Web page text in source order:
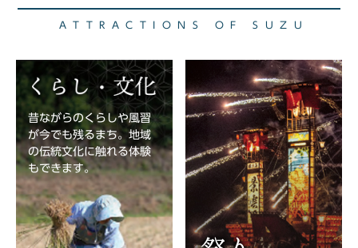
ATTRACTIONS OF SUZU
昔ながらのくらしや風習
が今でも残るまち。地域
の伝統文化に触れる体験
もできます。